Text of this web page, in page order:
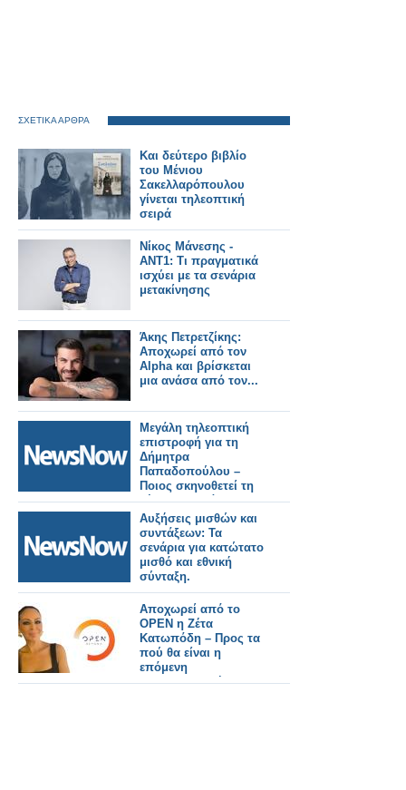
ΣΧΕΤΙΚΑ ΑΡΘΡΑ
Και δεύτερο βιβλίο
του Μένιου
Σακελλαρόπουλου
γίνεται τηλεοπτική
σειρά
Νίκος Μάνεσης -
ΑΝΤ1: Τι πραγματικά
ισχύει με τα σενάρια
μετακίνησης
Άκης Πετρετζίκης:
Αποχωρεί από τον
Alpha και βρίσκεται
μια ανάσα από τον...
Μεγάλη τηλεοπτική
επιστροφή για τη
Δήμητρα
Παπαδοπούλου –
Ποιος σκηνοθετεί τη
νέα της σειρά
Αυξήσεις μισθών και
συντάξεων: Τα
σενάρια για κατώτατο
μισθό και εθνική
σύνταξη.
Αποχωρεί από το
OPEN η Ζέτα
Κατωπόδη – Προς τα
πού θα είναι η
επόμενη
επαγγελματική της